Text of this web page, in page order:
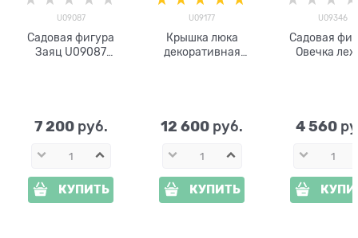
U09087
Садовая фигура
Заяц U09087
7 200 руб.
КУПИТЬ
U09177
Крышка люка
декоративная
12 600 руб.
КУПИТЬ
U09346
Садовая
Овечка
4 560